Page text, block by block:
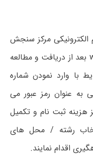
الکترونیکی مرکز سنجش
و پذیرش به آدرس www.azmoon.org بعد از دریافت و مطالعه
با وارد نمودن شماره
به عنوان رمز عبور می
هزینه ثبت نام و تکمیل
رشته / محل های
اقدام نمایند.